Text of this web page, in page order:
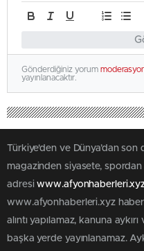
Gönderdiğiniz yorum
yayınlanacaktır.
Türkiye'den ve Dünya’dan son
magazinden siyasete,
adresi
www.afyonhaberleri.xyz
alıntı yapılamaz, kanuna
başka yerde yayınlanamaz.